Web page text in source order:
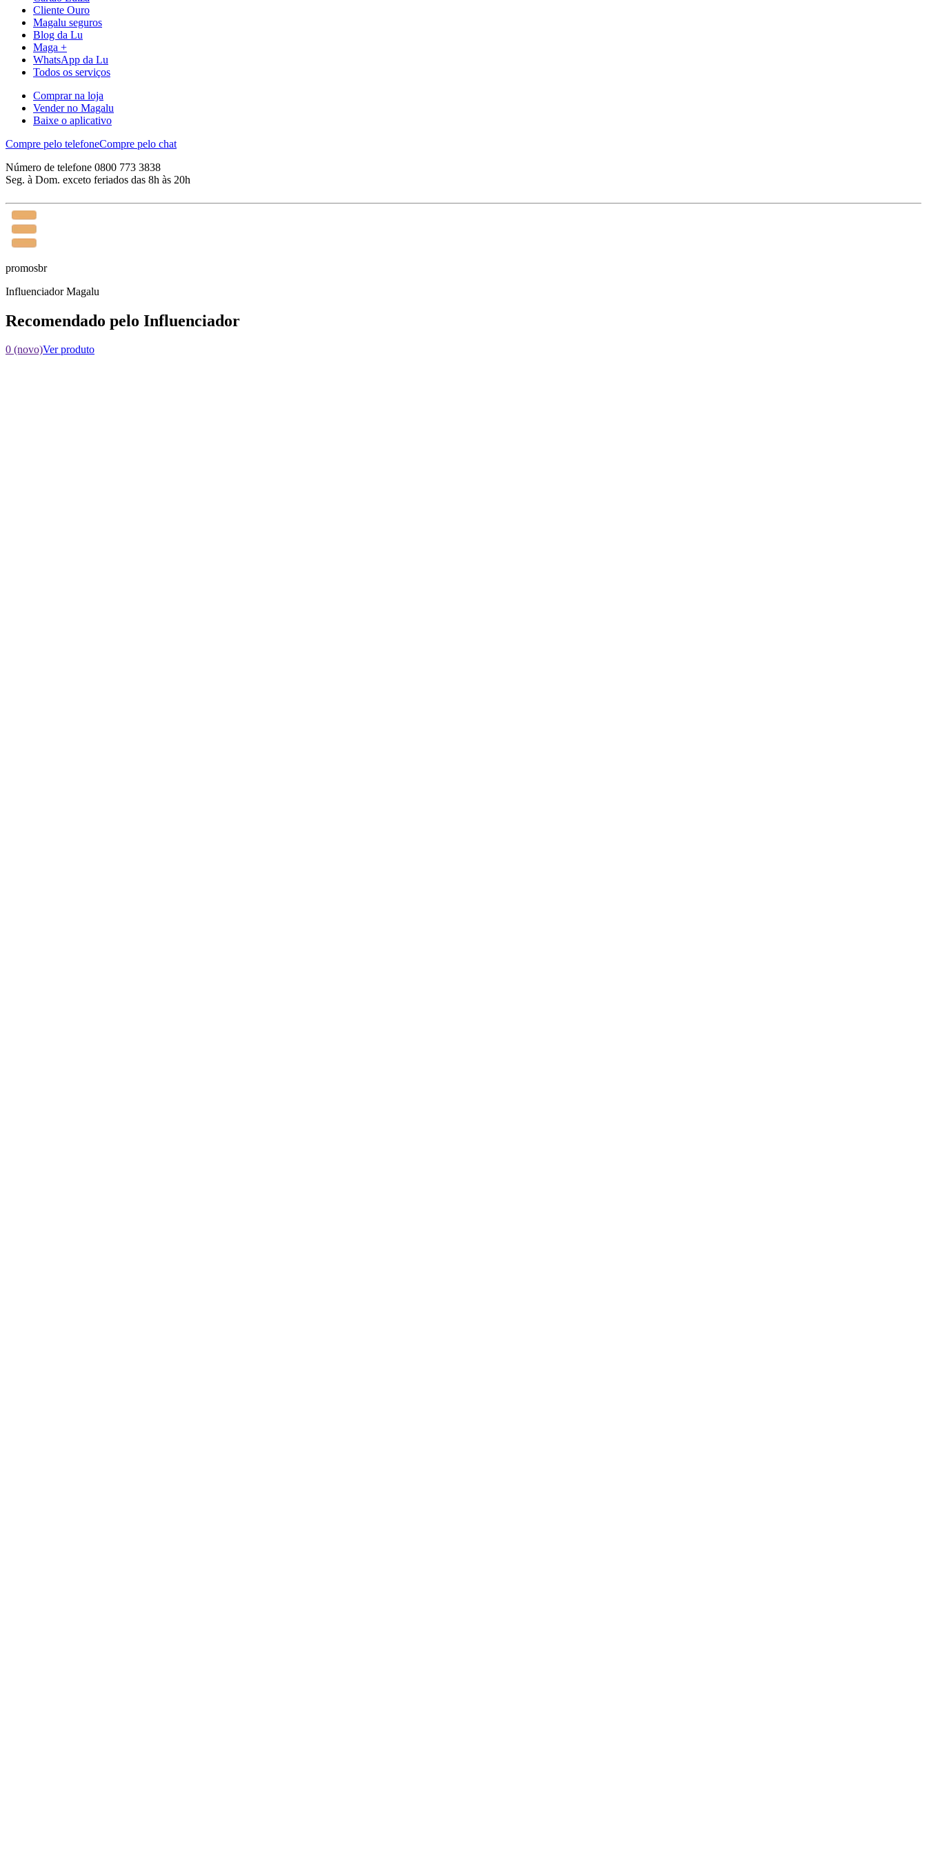
Cliente Ouro
Magalu seguros
Blog da Lu
Maga +
WhatsApp da Lu
Todos os serviços
Comprar na loja
Vender no Magalu
Baixe o aplicativo
Compre pelo telefoneCompre pelo chat
Número de telefone 0800 773 3838
Seg. à Dom. exceto feriados das 8h às 20h
promosbr
Influenciador Magalu
Recomendado pelo Influenciador
0 (novo)Ver produto